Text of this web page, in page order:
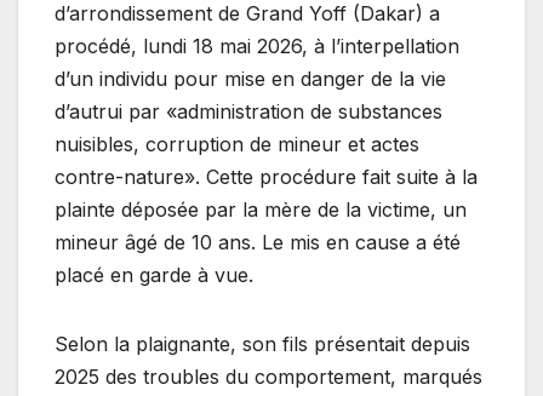
d’arrondissement de Grand Yoff (Dakar) a
procédé, lundi 18 mai 2026, à l’interpellation
d’un individu pour mise en danger de la vie
d’autrui par «administration de substances
nuisibles, corruption de mineur et actes
contre-nature». Cette procédure fait suite à la
plainte déposée par la mère de la victime, un
mineur âgé de 10 ans. Le mis en cause a été
placé en garde à vue.
Selon la plaignante, son fils présentait depuis
2025 des troubles du comportement, marqués